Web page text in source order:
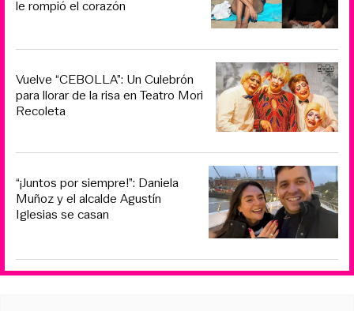
le rompió el corazón
Vuelve “CEBOLLA”: Un Culebrón
para llorar de la risa en Teatro Mori
Recoleta
“¡Juntos por siempre!”: Daniela
Muñoz y el alcalde Agustín
Iglesias se casan